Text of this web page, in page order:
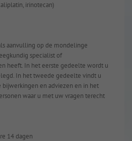
irinotecan)
aanvulling op de mondelinge
specialist of
heeft. In het eerste gedeelte wordt u
In het tweede gedeelte vindt u
en adviezen en in het
waar u met uw vragen terecht
14 dagen